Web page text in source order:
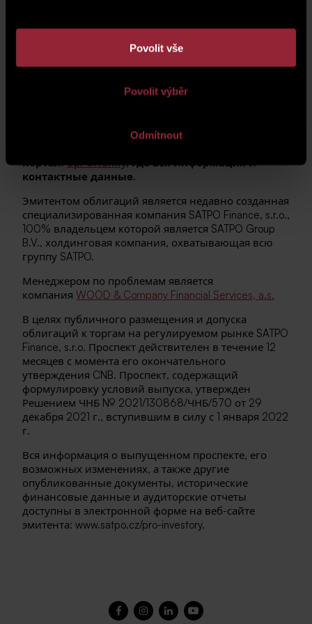
Povolit vše
Povolit výběr
Odmítnout
облигационных инструментов и инвестиционных
сертификатов, реализованных как по отдельным
проектам внутри группы, так и на уровне
материнской компании SATPO Group B.V.
Если вас интересуют облигации с
на какие-либо вопросы, любой розничный
портал.opPortunity, где вся информация и
контактные данные.
Эмитентом облигаций является недавно созданная
специализированная компания SATPO Finance, s.r.o.,
100% владельцем которой является SATPO Group
B.V., холдинговая компания, охватывающая всю
группу SATPO.
Менеджером по проблемам является
компания WOOD & Company Financial Services, a.s.
В целях публичного размещения и допуска
облигаций к торгам на регулируемом рынке SATPO
Finance, s.r.o. Проспект действителен в течение 12
месяцев с момента его окончательного
утверждения CNB. Проспект, содержащий
формулировку условий выпуска, утвержден
Решением ЧНБ № 2021/130868/ЧНБ/570 от 29
декабря 2021 г., вступившим в силу с 1 января 2022
г.
Вся информация о выпущенном проспекте, его
возможных изменениях, а также другие
опубликованные документы, исторические
финансовые данные и аудиторские отчеты
доступны в электронной форме на веб-сайте
эмитента: www.satpo.cz/pro-investory.